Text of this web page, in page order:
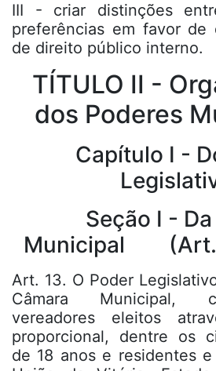
III - criar distinções
preferências em favor de
de direito público interno.
TÍTULO II -
dos Poderes
Capítulo I -
Seção I - Da
Municipal
Art. 13. O Poder
Câmara Municipal,
vereadores eleitos
proporcional, dentre os
de 18 anos e residentes